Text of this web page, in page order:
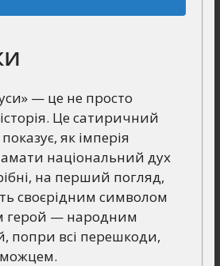
— це не просто
Це сатиричний
як імперія
національний дух
на перший погляд,
своєрідним символом
герой — народним
попри всі перешкоди,